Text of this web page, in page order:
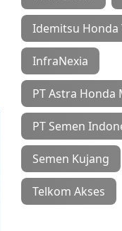
Idemitsu Honda
InfraNexia
PT Astra Honda
PT Semen
Semen Kujang
Telkom Akses